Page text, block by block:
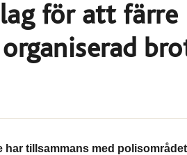
för att färre
tillsammans med